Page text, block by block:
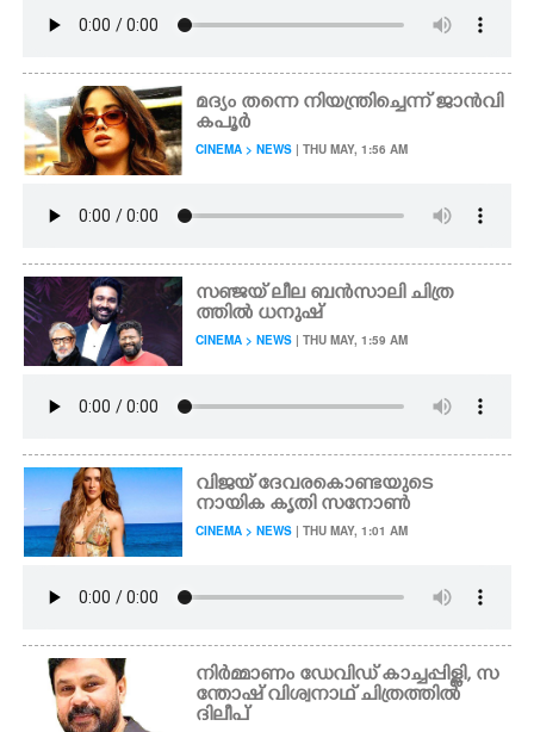
മദ്യം തന്നെ നിയന്ത്രിച്ചെന്ന് ജാൻവി
കപൂർ
CINEMA > NEWS | THU MAY, 1:56 AM
സഞ്ജയ് ലീല ബൻസാലി ചിത്ര
ത്തിൽ ധനുഷ്
CINEMA > NEWS | THU MAY, 1:59 AM
വിജയ്‌ ദേവരകൊണ്ടയുടെ
നായിക കൃതി സനോൺ
CINEMA > NEWS | THU MAY, 1:01 AM
നിർമ്മാണം ഡേവിഡ് കാച്ചപ്പിള്ളി, സ
ന്തോഷ് വിശ്വനാഥ് ചിത്രത്തിൽ
ദിലീപ്